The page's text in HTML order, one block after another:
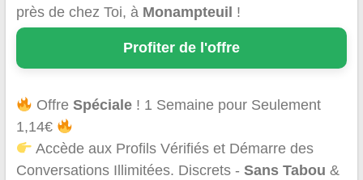
près de chez Toi, à Monampteuil !
Profiter de l'offre
OffreSpéciale ! 1 Semaine pour Seulement
1,14€
Accède aux Profils Vérifiés et Démarre des
Conversations Illimitées. Discrets - Sans Tabou &